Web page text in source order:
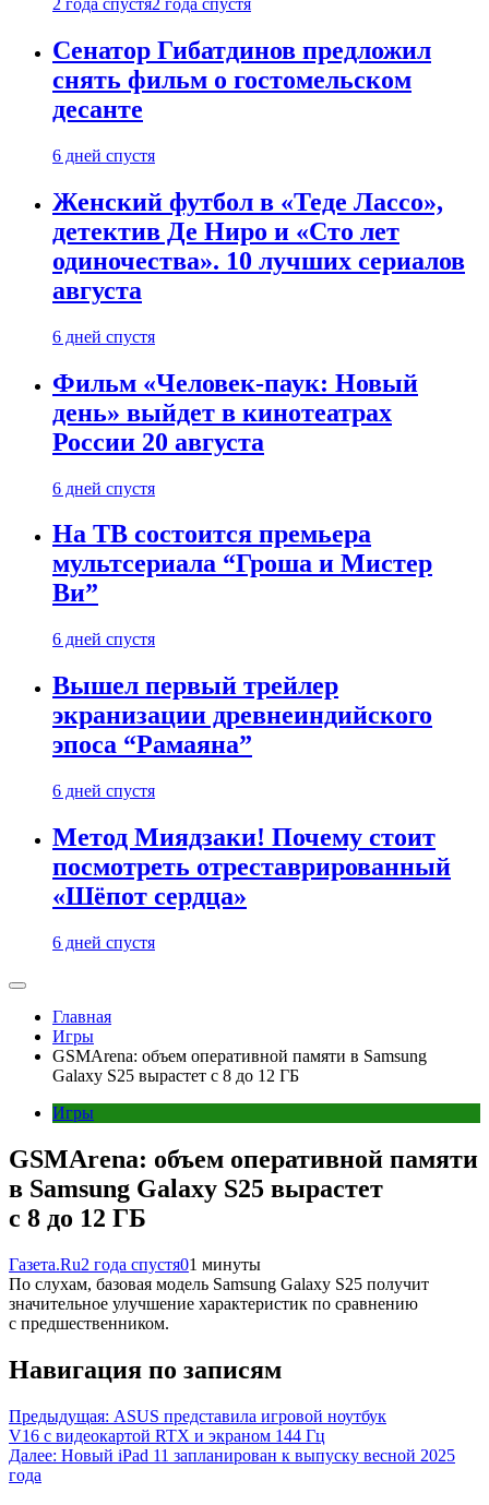
2 года спустя2 года спустя
Сенатор Гибатдинов предложил
снять фильм о гостомельском
десанте
6 дней спустя
Женский футбол в «Теде Лассо»,
детектив Де Ниро и «Сто лет
одиночества». 10 лучших сериалов
августа
6 дней спустя
Фильм «Человек-паук: Новый
день» выйдет в кинотеатрах
России 20 августа
6 дней спустя
На ТВ состоится премьера
мультсериала “Гроша и Мистер
Ви”
6 дней спустя
Вышел первый трейлер
экранизации древнеиндийского
эпоса “Рамаяна”
6 дней спустя
Метод Миядзаки! Почему стоит
посмотреть отреставрированный
«Шёпот сердца»
6 дней спустя
Главная
Игры
GSMArena: объем оперативной памяти в Samsung
Galaxy S25 вырастет с 8 до 12 ГБ
Игры
GSMArena: объем оперативной памяти
в Samsung Galaxy S25 вырастет
с 8 до 12 ГБ
Газета.Ru2 года спустя01 минуты
По слухам, базовая модель Samsung Galaxy S25 получит
значительное улучшение характеристик по сравнению
с предшественником.
Навигация по записям
Предыдущая: ASUS представила игровой ноутбук
V16 с видеокартой RTX и экраном 144 Гц
Далее: Новый iPad 11 запланирован к выпуску весной 2025
года